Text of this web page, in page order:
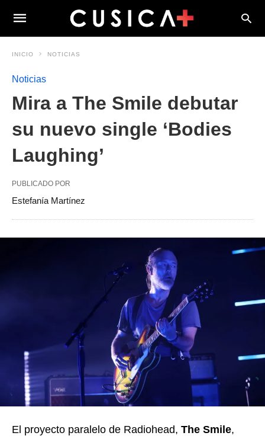
INICIO NOTICIAS
Noticias
Mira a The Smile debutar
su nuevo single ‘Bodies
Laughing’
PUBLICADO POR
Estefanía Martínez
El proyecto paralelo de Radiohead, The Smile,